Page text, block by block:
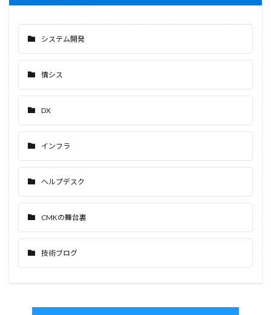
システム開発
情シス
DX
インフラ
ヘルプデスク
CMKの舞台裏
技術ブログ